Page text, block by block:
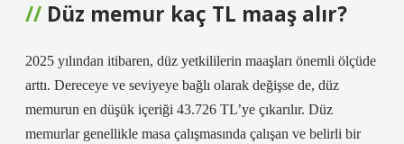
Düz memur kaç TL maaş alır?
2025 yılından itibaren, düz yetkililerin maaşları önemli ölçüde
arttı. Dereceye ve seviyeye bağlı olarak değişse de, düz
memurun en düşük içeriği 43.726 TL’ye çıkarılır. Düz
memurlar genellikle masa çalışmasında çalışan ve belirli bir